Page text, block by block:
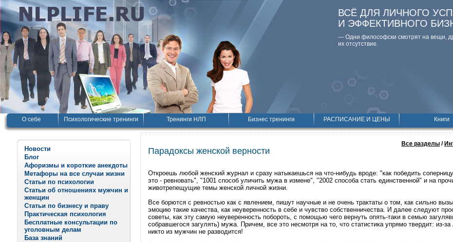
ВСЁ ДЛЯ ЛИЧНОГО
И ЭФФЕКТИВНОГО
— Одни философски смотpят на вещи,
их отсутствие.
О себе Психологические тренинги Тренинги НЛП Бизнес тренинги РАСПИСАНИЕ И ЦЕНЫ Книги
Новости
Блог
Афоризмы и короткие анекдоты
Метафоры на все случаи жизни
Статьи по психологии
Статьи об отношениях мужчин и
женщин
Статьи по бизнесу и праву
Практическая психология
Бесплатные консультации по
уголовным делам
База знаний
Все разделы /
Парадоксы женской верности
Откроешь любой женский журнал и сразу натыкаешься на что-нибудь вроде: "как победить
это - ревновать", "1001 способ уличить мужа в измене", "2002 способа стать единственной" и на
животрепещущие темы женской личной жизни.
Все борются с ревностью как с явлением, пишут научные и не очень трактаты о том, как сильно
эмоцию такие качества, как неуверенность в себе и чувство собственничества. И далее следуют
советы, как эту самую неуверенность побороть, с помощью чего вернуть опять-таки в семью
собравшегося загулять) мужа. Причем, все это несмотря на то, что статистика упрямо твердит: из-
никто из мужчин не разводится!